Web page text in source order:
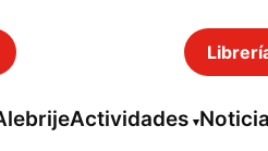
Actividades